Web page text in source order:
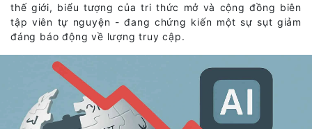
thế giới, biểu tượng của tri thức mở và cộng đồng biên
tập viên tự nguyện - đang chứng kiến một sự sụt giảm
đáng báo động về lượng truy cập.